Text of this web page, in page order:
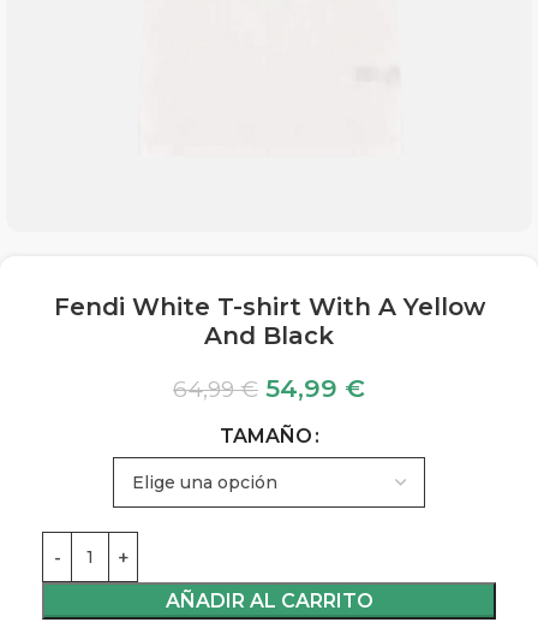
Fendi White T-shirt With A Yellow
And Black
64,99€ 54,99 €
TAMAÑO
AÑADIR AL CARRITO